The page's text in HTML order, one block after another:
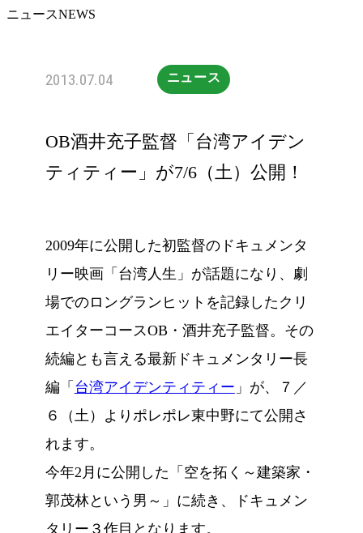
ニュースNEWS
2013.07.04 ニュース
OB酒井充子監督「台湾アイデン
ティティー」が7/6（土）公開！
2009年に公開した初監督のドキュメンタ
リー映画「台湾人生」が話題になり、劇
場でのロングランヒットを記録したクリ
エイターコースOB・酒井充子監督。その
続編とも言える最新ドキュメンタリー長
編「 台湾アイデンティティー 」が、７／
６（土）よりポレポレ東中野にて公開さ
れます。
今年2月に公開した「空を拓く～建築家・
郭茂林という男～」に続き、ドキュメン
タリー３作目となります。